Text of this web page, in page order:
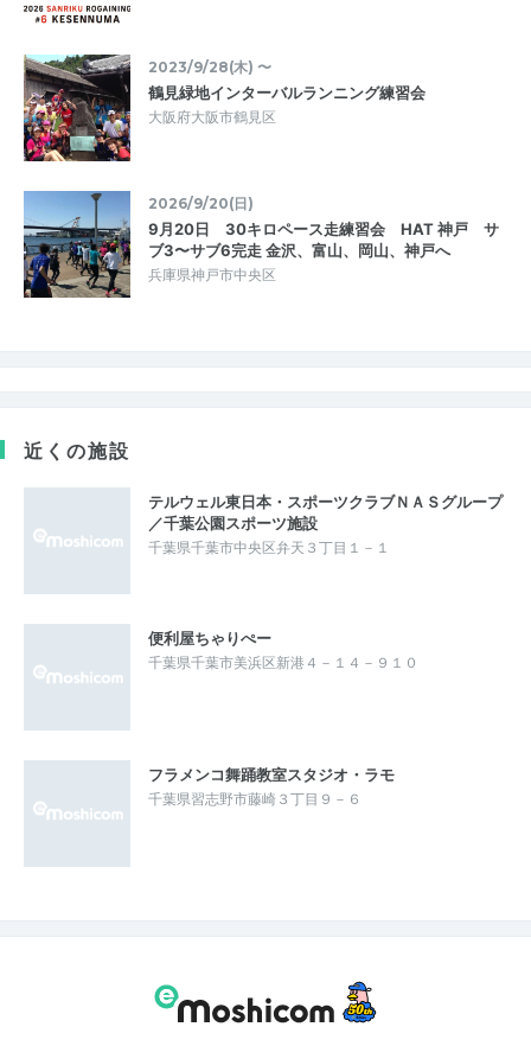
2023/9/28(木) 〜
鶴見緑地インターバルランニング練習会
大阪府大阪市鶴見区
2026/9/20(日)
9月20日 30キロペース走練習会 HAT 神戸 サ
ブ3〜サブ6完走 金沢、富山、岡山、神戸へ
兵庫県神戸市中央区
近くの施設
テルウェル東日本・スポーツクラブＮＡＳグループ
／千葉公園スポーツ施設
千葉県千葉市中央区弁天３丁目１－１
便利屋ちゃりぺー
千葉県千葉市美浜区新港４－１４－９１０
フラメンコ舞踊教室スタジオ・ラモ
千葉県習志野市藤崎３丁目９－６